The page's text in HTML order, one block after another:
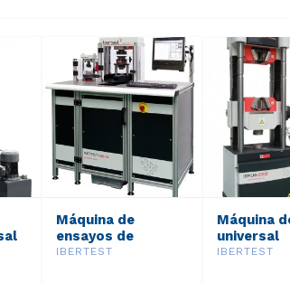
Máquina de
ensayos de
resistencia
IBERTEST
Máquina
universal
hidráulica
IBERTEST